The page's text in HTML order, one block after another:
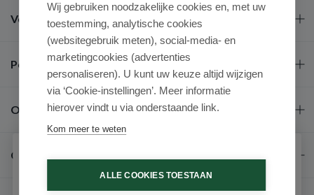
Veel gestelde vragen
Populaire merken
Over ons
Contact
Wij gebruiken noodzakelijke cookies en, met uw
toestemming, analytische cookies
(websitegebruik meten), social-media- en
marketingcookies (advertenties
personaliseren). U kunt uw keuze altijd wijzigen
via ‘Cookie-instellingen’. Meer informatie
hierover vindt u via onderstaande link.
Kom meer te weten
ALLE COOKIES TOESTAAN
Schrijf je in voor onze nieuwsbrief
Ontvang als eerste de beste aanbiedingen en persoonlijk
advies